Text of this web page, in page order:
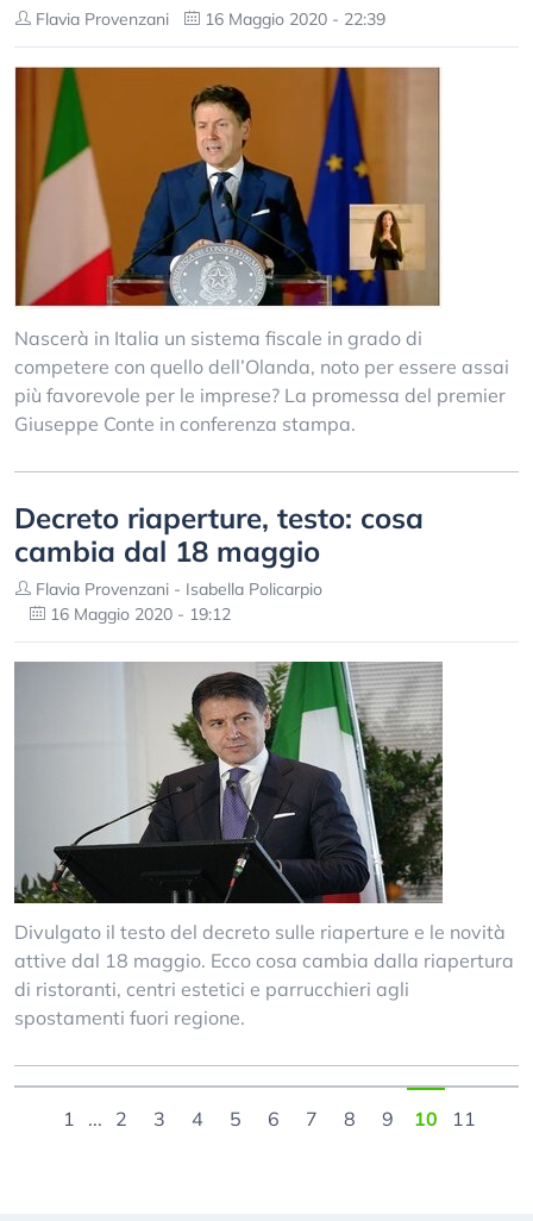
Flavia Provenzani 16 Maggio 2020 - 22:39
Nascerà in Italia un sistema fiscale in grado di
competere con quello dell’Olanda, noto per essere assai
più favorevole per le imprese? La promessa del premier
Giuseppe Conte in conferenza stampa.
Decreto riaperture, testo: cosa
cambia dal 18 maggio
Flavia Provenzani - Isabella Policarpio
16 Maggio 2020 - 19:12
Divulgato il testo del decreto sulle riaperture e le novità
attive dal 18 maggio. Ecco cosa cambia dalla riapertura
di ristoranti, centri estetici e parrucchieri agli
spostamenti fuori regione.
1 ... 2 3 4 5 6 7 8 9 10 11